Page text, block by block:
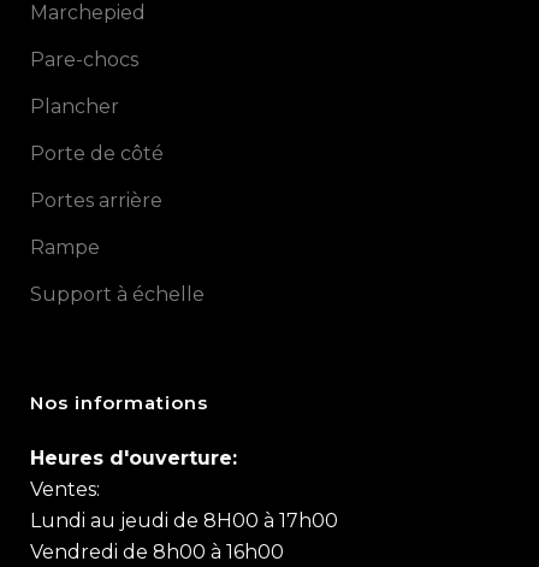
Marchepied
Pare-chocs
Plancher
Porte de côté
Portes arrière
Rampe
Support à échelle
Nos informations
Heures d'ouverture:
Ventes:
Lundi au jeudi de 8H00 à 17h00
Vendredi de 8h00 à 16h00